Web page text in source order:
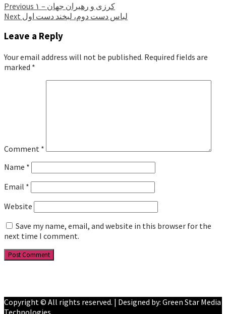
Previous
کرزی و رهبران جهان – ۱
Next لباس دست دوم، لبخند دست اول
Leave a Reply
Your email address will not be published. Required fields are
marked *
Comment *
Name *
Email *
Website
Save my name, email, and website in this browser for the
next time I comment.
Copyright © All rights reserved. | Designed by: Green Star Media